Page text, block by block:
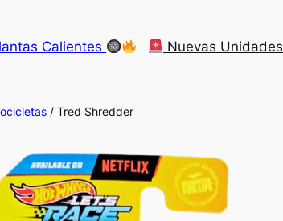
Calientes Nuevas Unidades
/ Tred Shredder